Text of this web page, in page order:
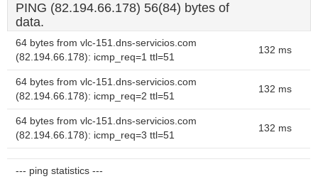
PING (82.194.66.178) 56(84) bytes of
data.
64 bytes from vlc-151.dns-servicios.com
(82.194.66.178): icmp_req=1 ttl=51
132 ms
64 bytes from vlc-151.dns-servicios.com
(82.194.66.178): icmp_req=2 ttl=51
132 ms
64 bytes from vlc-151.dns-servicios.com
(82.194.66.178): icmp_req=3 ttl=51
132 ms
--- ping statistics ---